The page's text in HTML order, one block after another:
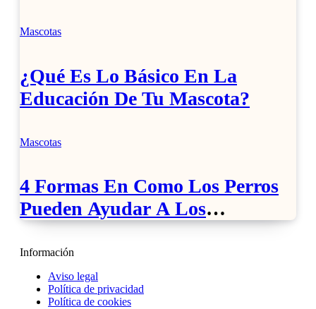
extranjeros.
Mascotas
¿Qué Es Lo Básico En La
Educación De Tu Mascota?
Mascotas
4 Formas En Como Los Perros
Pueden Ayudar A Los
Discapacitados
Información
Aviso legal
Política de privacidad
Política de cookies